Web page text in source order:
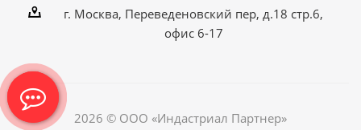
г. Москва, Переведеновский пер, д.18 стр.6,
офис 6-17
2026 © ООО «Индастриал Партнер»